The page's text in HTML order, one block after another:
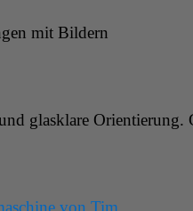
mit Bildern
glasklare Orientierung.